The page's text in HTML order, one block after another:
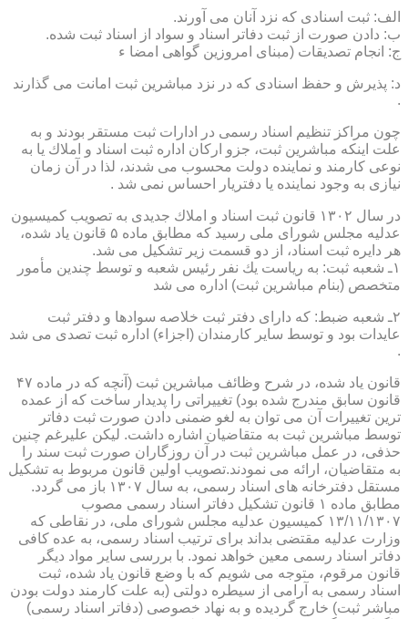
الف: ثبت اسنادی كه نزد آنان می آورند.
ب: دادن صورت از ثبت دفاتر اسناد و سواد از اسناد ثبت شده.
ج: انجام تصدیقات (مبنای امروزین گواهی امضا ء
د: پذیرش و حفظ اسنادی كه در نزد مباشرین ثبت امانت می گذارند
.
چون مراكز تنظیم اسناد رسمی در ادارات ثبت مستقر بودند و به
علت اینكه مباشرین ثبت، جزو اركان اداره ثبت اسناد و املاك یا به
نوعی كارمند و نماینده دولت محسوب می شدند، لذا در آن زمان
نیازی به وجود نماینده یا دفتریار احساس نمی شد .
در سال ۱۳۰۲ قانون ثبت اسناد و املاك جدیدی به تصویب كمیسیون
عدلیه مجلس شورای ملی رسید كه مطابق ماده ۵ قانون یاد شده،
هر دایره ثبت اسناد، از دو قسمت زیر تشكیل می شد.
۱ـ شعبه ثبت: به ریاست یك نفر رئیس شعبه و توسط چندین مأمور
متخصص (بنام مباشرین ثبت) اداره می شد
۲ـ شعبه ضبط: كه دارای دفتر ثبت خلاصه سوادها و دفتر ثبت
عایدات بود و توسط سایر كارمندان (اجزاء) اداره ثبت تصدی می شد
.
قانون یاد شده، در شرح وظائف مباشرین ثبت (آنچه كه در ماده ۴۷
قانون سابق مندرج شده بود) تغییراتی را پدیدار ساخت كه از عمده
ترین تغییرات آن می توان به لغو ضمنی دادن صورت ثبت دفاتر
توسط مباشرین ثبت به متقاضیان اشاره داشت. لیكن علیرغم چنین
حذفی، در عمل مباشرین ثبت در آن روزگاران صورت ثبت سند را
به متقاضیان، ارائه می نمودند.تصویب اولین قانون مربوط به تشكیل
مستقل دفترخانه های اسناد رسمی، به سال ۱۳۰۷ باز می گردد.
مطابق ماده ۱ قانون تشكیل دفاتر اسناد رسمی مصوب
۱۳/۱۱/۱۳۰۷ كمیسیون عدلیه مجلس شورای ملی، در نقاطی كه
وزارت عدلیه مقتضی بداند برای ترتیب اسناد رسمی، به عده كافی
دفاتر اسناد رسمی معین خواهد نمود. با بررسی سایر مواد دیگر
قانون مرقوم، متوجه می شویم كه با وضع قانون یاد شده، ثبت
اسناد رسمی به آرامی از سیطره دولتی (به علت كارمند دولت بودن
مباشر ثبت) خارج گردیده و به نهاد خصوصی (دفاتر اسناد رسمی)